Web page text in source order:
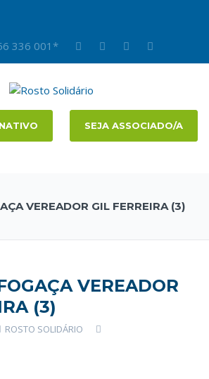
336 001*
SEJA ASSOCIADO/A
VEREADOR GIL FERREIRA (3)
VEREADOR
(3)
ROSTO SOLIDÁRIO